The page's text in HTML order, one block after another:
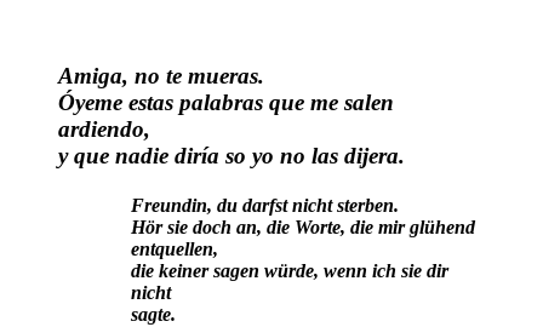
Amiga, no te mueras.
Óyeme estas palabras que me salen
ardiendo,
y que nadie diría so yo no las dijera.
Freundin, du darfst nicht sterben.
Hör sie doch an, die Worte, die mir glühend
entquellen,
die keiner sagen würde, wenn ich sie dir
nicht
sagte.